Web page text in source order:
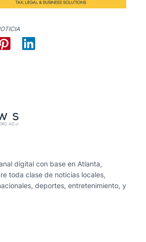
digital con base en Atlanta,
toda clase de noticias locales,
deportes, entretenimiento, y